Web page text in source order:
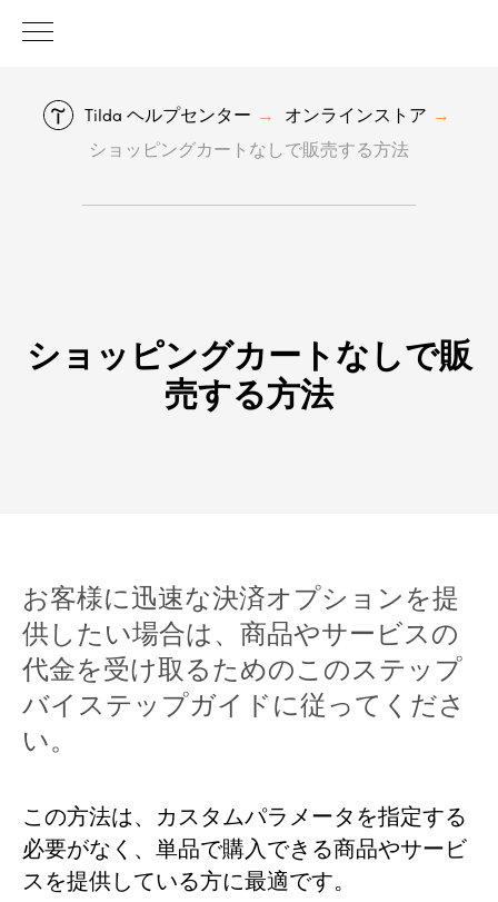
Tilda ヘルプセンター → オンラインストア →
ショッピングカートなしで販売する方法
ショッピングカートなしで販
売する方法
お客様に迅速な決済オプションを提
供したい場合は、商品やサービスの
代金を受け取るためのこのステップ
バイステップガイドに従ってくださ
い。
この方法は、カスタムパラメータを指定する
必要がなく、単品で購入できる商品やサービ
スを提供している方に最適です。